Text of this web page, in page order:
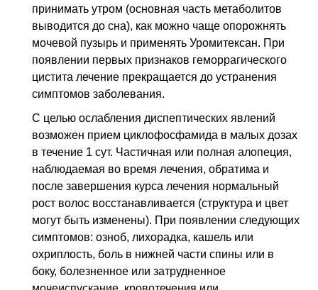
принимать утром (основная часть метаболитов
выводится до сна), как можно чаще опорожнять
мочевой пузырь и применять Уромитексан. При
появлении первых признаков геморрагического
цистита лечение прекращается до устранения
симптомов заболевания.
С целью ослабления диспептических явлений
возможен прием циклофосфамида в малых дозах
в течение 1 сут. Частичная или полная алопеция,
наблюдаемая во время лечения, обратима и
после завершения курса лечения нормальный
рост волос восстанавливается (структура и цвет
могут быть изменены). При появлении следующих
симптомов: озноб, лихорадка, кашель или
охриплость, боль в нижней части спины или в
боку, болезненное или затрудненное